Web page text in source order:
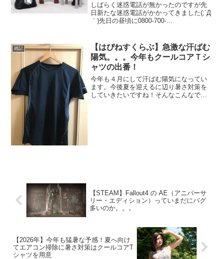
しばらく迷惑電話が無かったのですが先
日新たな迷惑電話がかかってきました(;´Д
｀)先日の昼頃に0800-700-
（笑）どうせ迷惑電話だと思いました
が、ブロ...
雑記
【はぴねすくらぶ】急激な汗ばむ
陽気。。。今年もクールコアＴシ
ャツの出番！
今年も４月にして汗ばむ陽気になってい
ます。今後夏を迎えるに辺り暑さ対策を
していきたいですね！そんなこんなで今
【STEAM】Fallout4 の AE（アニバーサ
リー・エディション）っていまだにバグ
多いのか。。。
【2026年】今年も猛暑な予感！夏へ向け
てエアコン掃除に暑さ対策はクールコアT
シャツを用意